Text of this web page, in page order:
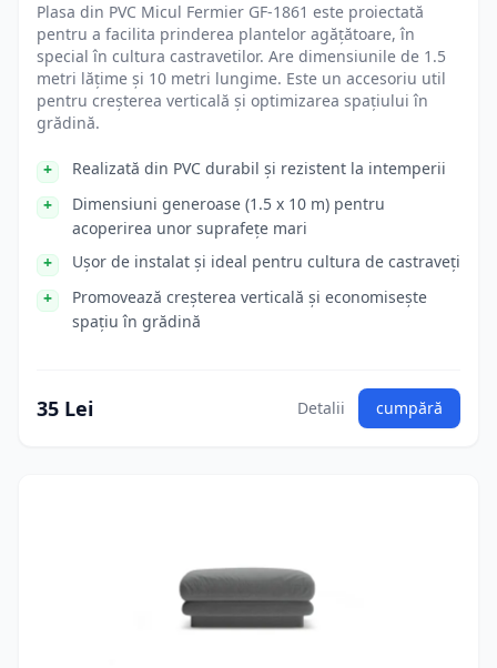
Plasa din PVC Micul Fermier GF-1861 este proiectată
pentru a facilita prinderea plantelor agățătoare, în
special în cultura castravetilor. Are dimensiunile de 1.5
metri lățime și 10 metri lungime. Este un accesoriu util
pentru creșterea verticală și optimizarea spațiului în
grădină.
Realizată din PVC durabil și rezistent la intemperii
Dimensiuni generoase (1.5 x 10 m) pentru
acoperirea unor suprafețe mari
Ușor de instalat și ideal pentru cultura de castraveți
Promovează creșterea verticală și economisește
spațiu în grădină
35 Lei Detalii cumpără